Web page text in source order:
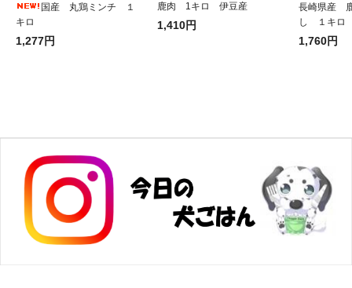
国産 丸鶏ミンチ １
キロ
1,277円
鹿肉 1キロ 伊豆産
1,410円
長崎県産
し １キロ
1,760円